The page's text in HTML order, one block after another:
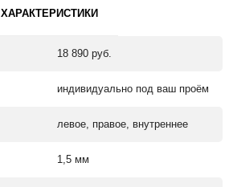
ХАРАКТЕРИСТИКИ
18 890 руб.
индивидуально под ваш проём
левое, правое, внутреннее
1,5 мм